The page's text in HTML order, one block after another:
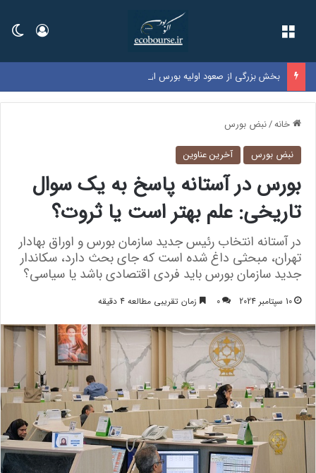
ورود
بخش بزرگی از صعود اولیه بورس از دست رفت
خانه/نبض بورس
نبض بورس آخرین عناوین
بورس در آستانه پاسخ به یک سوال
تاریخی: علم بهتر است یا ثروت؟
در آستانه انتخاب رئیس جدید سازمان بورس و اوراق بهادار
تهران، مبحثی داغ شده است که جای بحث دارد، سکاندار
جدید سازمان بورس باید فردی اقتصادی باشد یا سیاسی؟
10 سپتامبر 2024 0 زمان تقریبی مطالعه 4 دقیقه